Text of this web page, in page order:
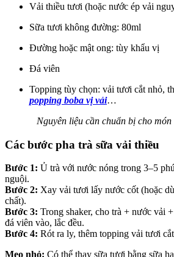
Vải thiều tươi (hoặc nước ép vải
Sữa tươi không đường: 80ml
Đường hoặc mật ong: tùy khẩu vị
Đá viên
Topping tùy chọn: vải tươi cắt nhỏ,
popping boba vị vải…
Nguyên liệu cần chuẩn bị cho
Các bước pha trà sữa vải thiều
Bước 1: Ủ trà với nước nóng trong 3–5
nguội.
Bước 2: Xay vải tươi lấy nước cốt (hoặc
chất).
Bước 3: Trong shaker, cho trà + nước vải
đá viên vào, lắc đều.
Bước 4: Rót ra ly, thêm topping vải tươi
Mẹo nhỏ: Có thể thay sữa tươi bằng sữa